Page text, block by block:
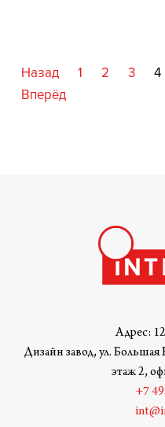
Назад 1 2 3 4
Вперёд
Адрес:
Дизайн завод, ул.
этаж 2,
+7